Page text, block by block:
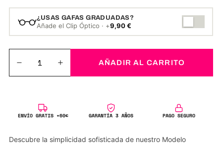
¿USAS GAFAS GRADUADAS?
Añade el Clip Óptico · +9,90€
AÑADIR AL CARRITO
ENVÍO GRATIS +60€ GARANTÍA 3 AÑOS PAGO SEGURO
Descubre la simplicidad sofisticada de nuestro Modelo